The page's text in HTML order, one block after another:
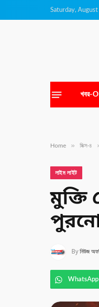
Saturday, August
খবর-
Home » মিক্স-৪
লাইম লাইট
Byনিউজ
WhatsApp